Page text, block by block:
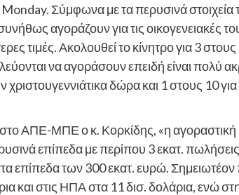
Σύμφωνα με τα περυσινά στοιχεία
αγοράζουν για τις οικογενειακές
τιμές. Ακολουθεί το κίνητρο για 3
να αγοράσουν επειδή είναι πολύ
χριστουγεννιάτικα δώρα και 1 στους 10
ΑΠΕ-ΜΠΕ ο κ. Κορκίδης, «η αγοραστική
επίπεδα με περίπου 3 εκατ.
επίπεδα των 300 εκατ. ευρώ.
και στις ΗΠΑ στα 11 δισ. δολάρια, ενώ